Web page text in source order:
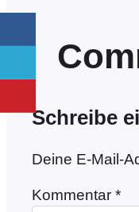
Schreibe
Deine E-Mail-
Kommentar *